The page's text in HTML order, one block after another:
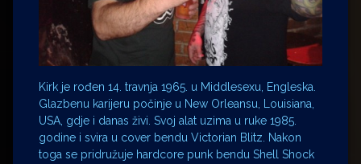
Kirk je rođen 14. travnja 1965. u Middlesexu, Engleska.
Glazbenu karijeru počinje u New Orleansu, Louisiana,
USA, gdje i danas živi. Svoj alat uzima u ruke 1985.
godine i svira u cover bendu Victorian Blitz. Nakon
toga se pridružuje hardcore punk bendu Shell Shock